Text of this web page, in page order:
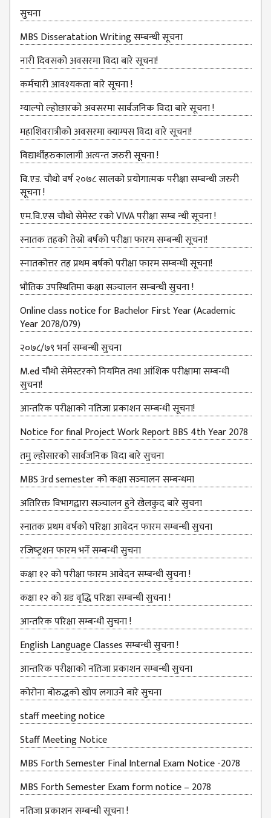
MANAGEMENT(BBS)
BBS FIRST YEAR
BBS SECOND YEAR
BBS THIRD YEAR
BBS FOURTH YEAR
HUMANITIES (BA)
BA FIRST YEAR
BA SECOND YEAR
BA THIRD YEAR
BA FOURTH YEAR
EDUCATION(B.ED)
B.ED FIRST YEAR
B.ED SECOND YEAR
B.ED THIRD YEAR
B.ED FOURTH YEAR
ONE YEAR B.ED
EDUCATION(M.ED)
M.ED FIRST
SEMESTERS
M.ED SECOND
SEMESTERS
M.ED THIRD
SEMESTERS
M.ED FOURTH
SEMESTERS
MANAGEMENT
SEMESTERS
MBS SECOND
SEMESTERS
MBS THIRD
SEMESTERS
MBS FOURTH
SEMESTERS
DOWNLOAD
PROJECTED FOR
STUDENTS
CLASS ROUTINE
सुचना
MBS Disseratation Writing सम्बन्‍धी सूचना
नारी दिवसको अवसरमा विदा बारे सूचना!
कर्मचारी आवश्‍यकता बारे सूचना !
ग्‍याल्‍पो ल्‍होछारको अवसरमा सार्वजनिक विदा बारे सूचना !
महाशिवरात्रीको अवसरमा क्याम्पस विदा वारे सूचना!
विद्यार्थीहरुकालागी अत्यन्त जरुरी सूचना !
वि.एड. चौथो वर्ष २०७८ सालको प्रयोगात्मक परीक्षा सम्बन्धी जरुरी
सूचना !
एम.वि.एस चौथो सेमेस्ट रको VIVA परीक्षा सम्ब न्धी सूचना !
स्नातक तहको तेस्रो बर्षको परीक्षा फारम सम्बन्‍धी सूचना!
स्‍नातकोत्तर तह प्रथम बर्षको परीक्षा फारम सम्बन्‍धी सूचना!
भौतिक उपस्‍थितिमा कक्षा सञ्‍चालन सम्‍बन्‍धी सुचना !
Online class notice for Bachelor First Year (Academic
Year 2078/079)
२०७८/७९ भर्ना सम्बन्धी सुचना
M.ed चौथो सेमेस्टरको नियमित तथा आंशिक परीक्षामा सम्बन्धी
सुचना!
आन्‍तरिक परीक्षाको नतिजा प्रकाशन सम्‍बन्धी सूचना!
Notice for final Project Work Report BBS 4th Year 2078
तमु ल्होसारको सार्वजनिक विदा बारे सुचना
MBS 3rd semester को कक्षा सञ्‍चालन सम्बन्धमा
अतिरिक्त विभागद्वारा सञ्‍चालन हुने खेलकुद बारे सुचना
स्नातक प्रथम वर्षको परिक्षा आवेदन फारम सम्बन्धी सुचना
रजिष्‍ट्रशन फारम भर्ने सम्बन्धी सुचना
कक्षा १२ को परीक्षा फारम आवेदन सम्बन्धी सुचना !
कक्षा १२ को ग्रड वृद्धि परिक्षा सम्बन्धी सुचना !
आन्तरिक परिक्षा सम्बन्धी सुचना !
English Language Classes सम्बन्धी सुचना !
आन्तरिक परीक्षाको नतिजा प्रकाशन सम्बन्धी सुचना
कोरोना बोरुद्धको खोप लगाउने बारे सुचना
staff meeting notice
Staff Meeting Notice
MBS Forth Semester Final Internal Exam Notice -2078
MBS Forth Semester Exam form notice – 2078
नतिजा प्रकाशन सम्बन्धी सूचना !